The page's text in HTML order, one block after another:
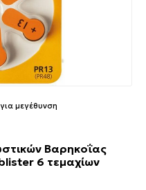
μεγέθυνση
Βαρηκοΐας
6 τεμαχίων